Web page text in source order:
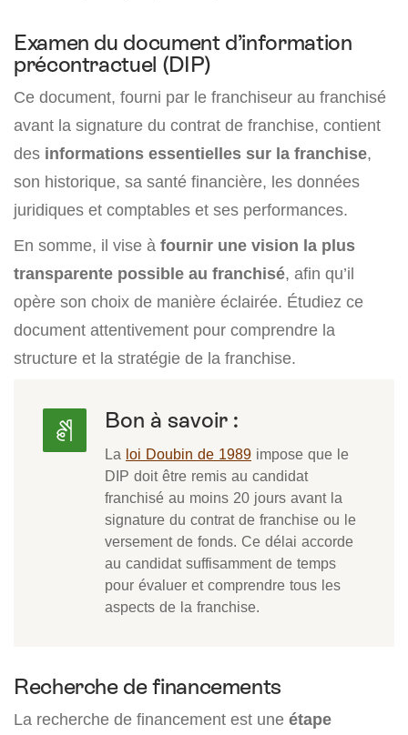
Examen du document d’information
précontractuel (DIP)
Ce document, fourni par le franchiseur au franchisé
avant la signature du contrat de franchise, contient
des informations essentielles sur la franchise,
son historique, sa santé financière, les données
juridiques et comptables et ses performances.
En somme, il vise à fournir une vision la plus
transparente possible au franchisé, afin qu’il
opère son choix de manière éclairée. Étudiez ce
document attentivement pour comprendre la
structure et la stratégie de la franchise.
Bon à savoir :
La loi Doubin de 1989 impose que le
DIP doit être remis au candidat
franchisé au moins 20 jours avant la
signature du contrat de franchise ou le
versement de fonds. Ce délai accorde
au candidat suffisamment de temps
pour évaluer et comprendre tous les
aspects de la franchise.
Recherche de financements
La recherche de financement est une étape